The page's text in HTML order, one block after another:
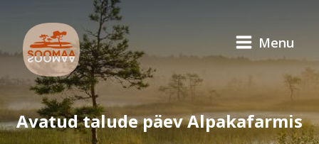
Menu
Avatud talude päev Alpakafarmis